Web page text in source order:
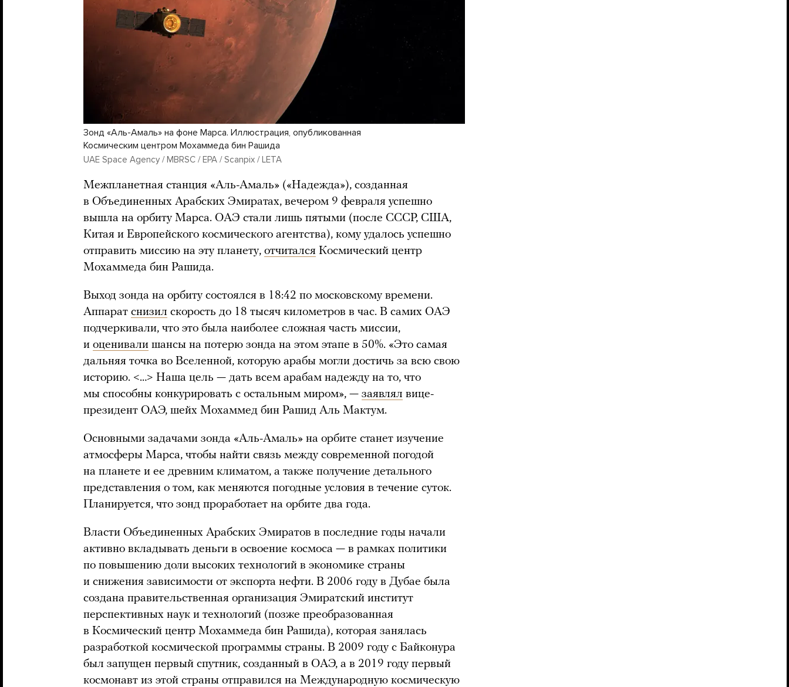
Зонд «Аль-Амаль» на фоне Марса. Иллюстрация, опубликованная
Космическим центром Мохаммеда бин Рашида
UAE Space Agency / MBRSC / EPA / Scanpix / LETA
Межпланетная станция «Аль-Амаль» («Надежда»), созданная
в Объединенных Арабских Эмиратах, вечером 9 февраля успешно
вышла на орбиту Марса. ОАЭ стали лишь пятыми (после СССР, США,
Китая и Европейского космического агентства), кому удалось успешно
отправить миссию на эту планету, отчитался Космический центр
Мохаммеда бин Рашида.
Выход зонда на орбиту состоялся в 18:42 по московскому времени.
Аппарат снизил скорость до 18 тысяч километров в час. В самих ОАЭ
подчеркивали, что это была наиболее сложная часть миссии,
и оценивали шансы на потерю зонда на этом этапе в 50%. «Это самая
дальняя точка во Вселенной, которую арабы могли достичь за всю свою
историю. <…> Наша цель — дать всем арабам надежду на то, что
мы способны конкурировать с остальным миром», — заявлял вице-
президент ОАЭ, шейх Мохаммед бин Рашид Аль Мактум.
Основными задачами зонда «Аль-Амаль» на орбите станет изучение
атмосферы Марса, чтобы найти связь между современной погодой
на планете и ее древним климатом, а также получение детального
представления о том, как меняются погодные условия в течение суток.
Планируется, что зонд проработает на орбите два года.
Власти Объединенных Арабских Эмиратов в последние годы начали
активно вкладывать деньги в освоение космоса — в рамках политики
по повышению доли высоких технологий в экономике страны
и снижения зависимости от экспорта нефти. В 2006 году в Дубае была
создана правительственная организация Эмиратский институт
перспективных наук и технологий (позже преобразованная
в Космический центр Мохаммеда бин Рашида), которая занялась
разработкой космической программы страны. В 2009 году с Байконура
был запущен первый спутник, созданный в ОАЭ, а в 2019 году первый
космонавт из этой страны отправился на Международную космическую